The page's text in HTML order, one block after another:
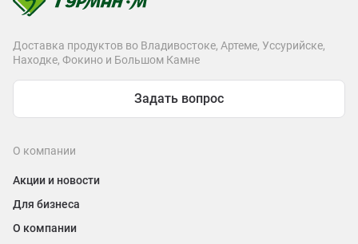
О компании
Акции и новости
Для бизнеса
О компании
Доставка продуктов во Владивостоке, Артеме, Уссурийске,
Находке, Фокино и Большом Камне
Задать вопрос